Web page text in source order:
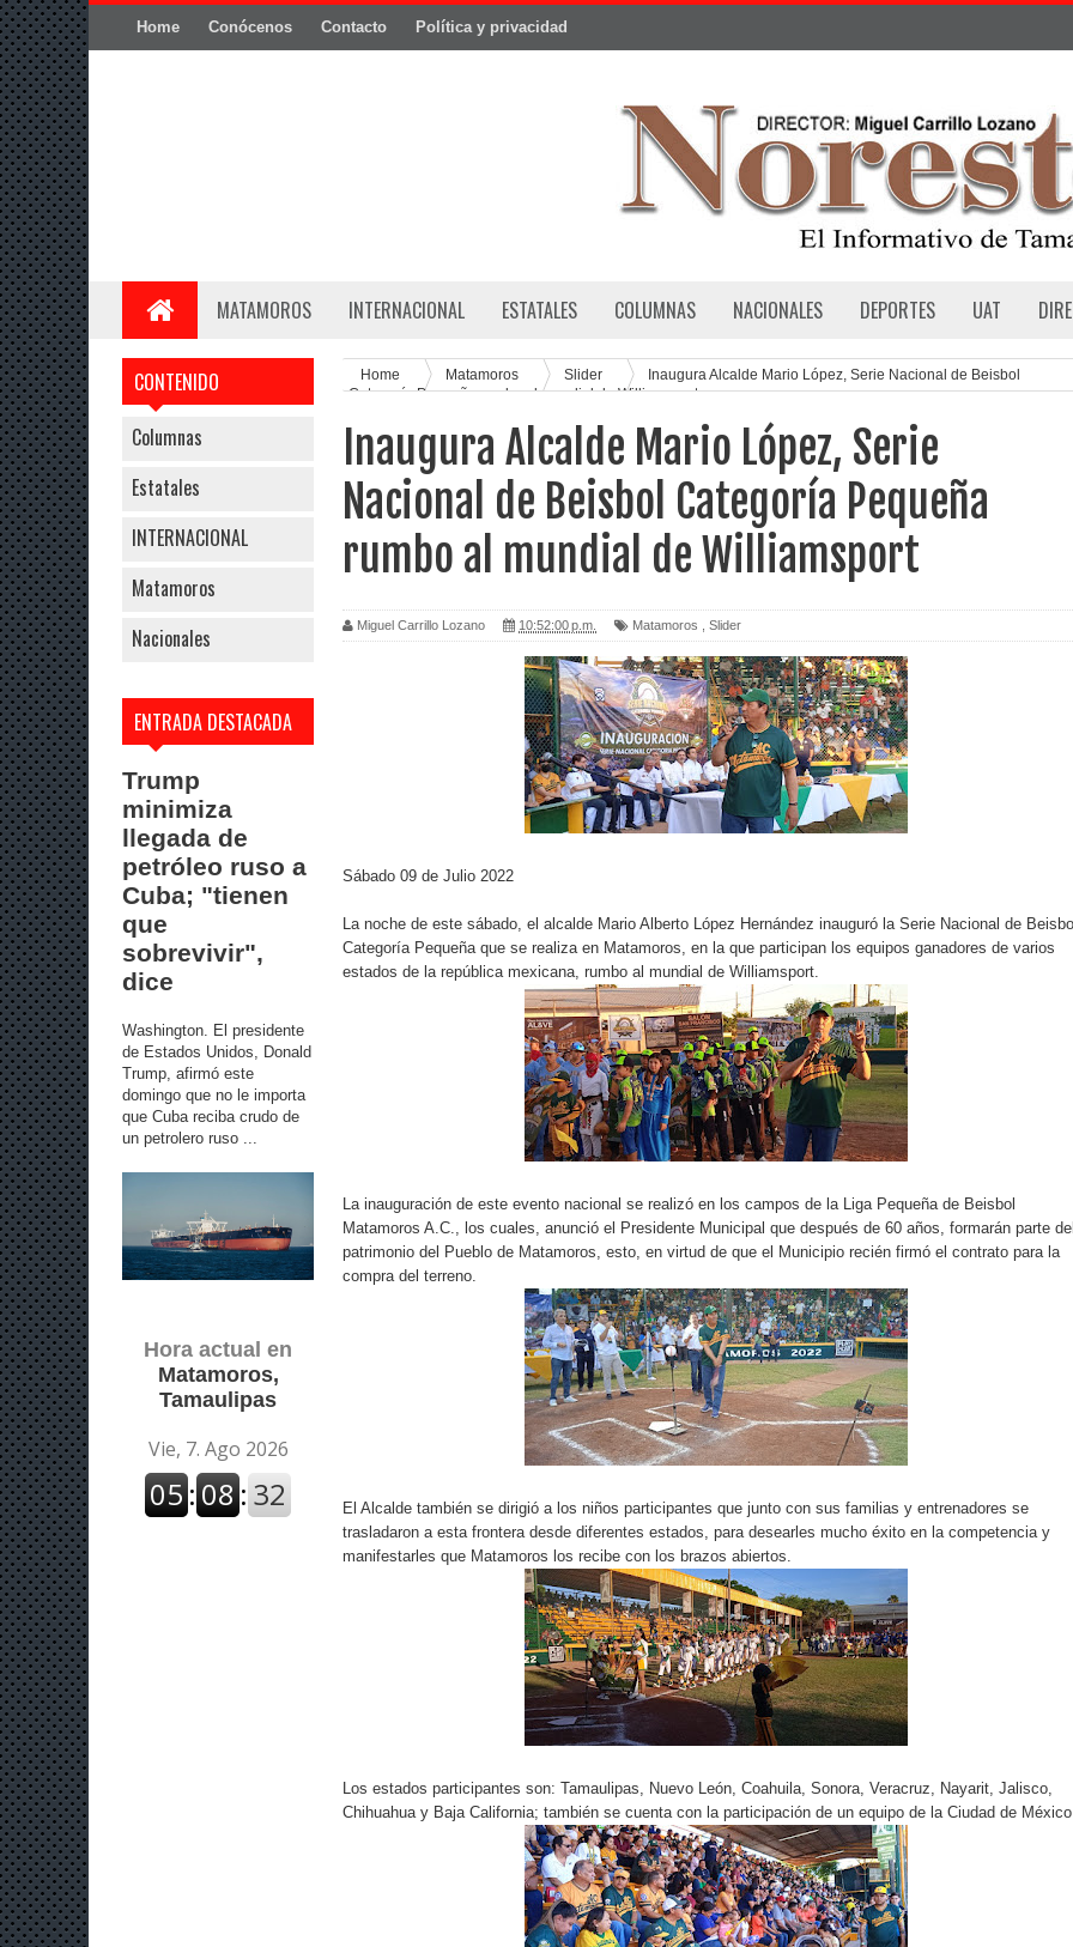
Home Conócenos Contacto Política y privacidad
MATAMOROS INTERNACIONAL ESTATALES COLUMNAS NACIONALES DEPORTES UAT
CONTENIDO
Columnas
Estatales
INTERNACIONAL
Matamoros
Nacionales
ENTRADA DESTACADA
Trump
minimiza
llegada de
petróleo ruso a
Cuba; "tienen
que
sobrevivir",
dice
Washington. El presidente
de Estados Unidos, Donald
Trump, afirmó este
domingo que no le importa
que Cuba reciba crudo de
un petrolero ruso ...
Hora actual en
Matamoros,
Tamaulipas
Home Matamoros Slider
Inaugura Alcalde Mario López, Serie Nacional de Beisbol
Categoría Pequeña rumbo al mundial de Williamsport
Inaugura Alcalde Mario López, Serie
Nacional de Beisbol Categoría Pequeña
rumbo al mundial de Williamsport
Miguel Carrillo Lozano 10:52:00 p.m. Matamoros Slider
Sábado 09 de Julio 2022
La noche de este sábado, el alcalde Mario Alberto López Hernández inauguró la Serie Nacional de
Categoría Pequeña que se realiza en Matamoros, en la que participan los equipos ganadores de varios
estados de la república mexicana, rumbo al mundial de Williamsport.
La inauguración de este evento nacional se realizó en los campos de la Liga Pequeña de Beisbol
Matamoros A.C., los cuales, anunció el Presidente Municipal que después de 60 años, formarán parte
patrimonio del Pueblo de Matamoros, esto, en virtud de que el Municipio recién firmó el contrato para la
compra del terreno.
El Alcalde también se dirigió a los niños participantes que junto con sus familias y entrenadores se
trasladaron a esta frontera desde diferentes estados, para desearles mucho éxito en la competencia y
manifestarles que Matamoros los recibe con los brazos abiertos.
Los estados participantes son: Tamaulipas, Nuevo León, Coahuila, Sonora, Veracruz, Nayarit, Jalisco,
Chihuahua y Baja California; también se cuenta con la participación de un equipo de la Ciudad de